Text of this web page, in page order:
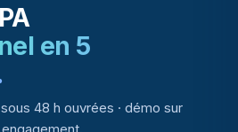
en 5
48 h ouvrées · démo sur